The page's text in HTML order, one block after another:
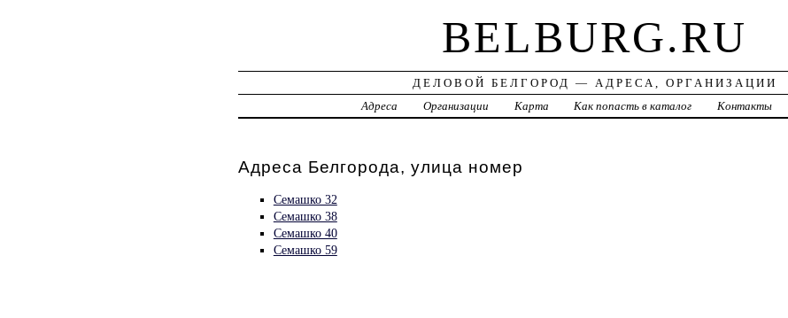
BELBURG.RU
ДЕЛОВОЙ БЕЛГОРОД — АДРЕСА, ОРГАНИЗАЦИИ
Адреса
Организации Карта Как попасть в каталог Контакты
Адреса Белгорода, улица номер
Семашко 32
Семашко 38
Семашко 40
Семашко 59